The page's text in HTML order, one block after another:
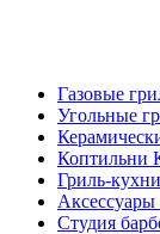
Газовые
Угольные
Коптильни
Гриль-кухни
Аксессуары
Студия